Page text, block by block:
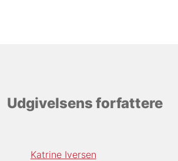
Udgivelsens forfattere
Katrine Iversen